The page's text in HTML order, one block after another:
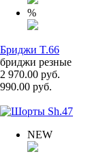
%
Бриджи T.66
бриджи резные
2 970.00 руб.
990.00 руб.
NEW